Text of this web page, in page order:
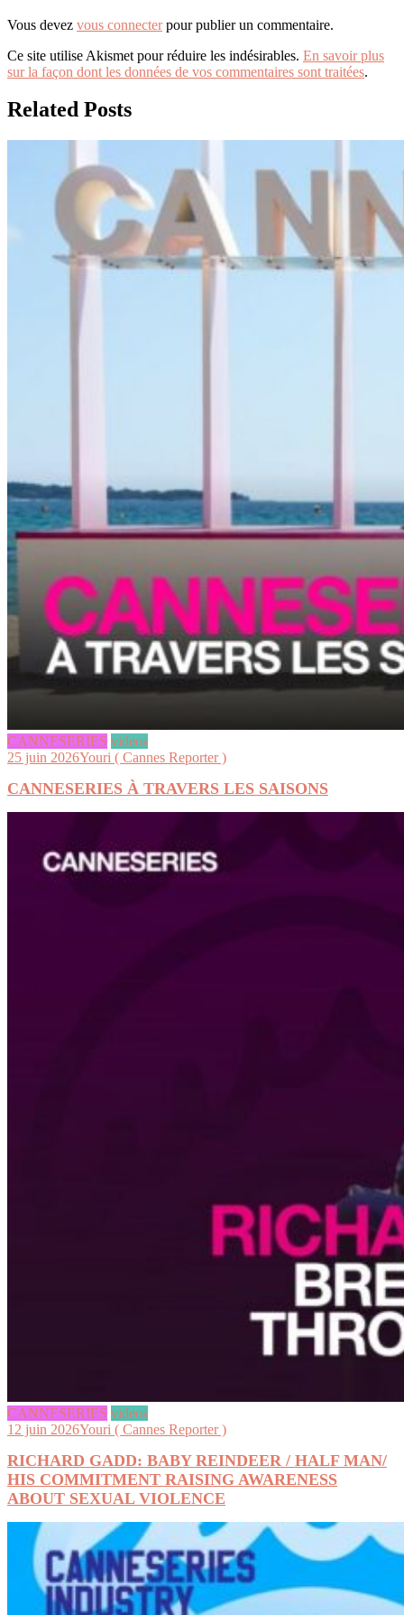
Vous devez vous connecterpour publier un commentaire.
Ce site utilise Akismet pour réduire les indésirables. En savoir plus
sur la façon dont les données de vos commentaires sont traitées.
Related Posts
CANNESERIES videos
25 juin 2026Youri ( Cannes Reporter )
CANNESERIES À TRAVERS LES SAISONS
CANNESERIES videos
12 juin 2026Youri ( Cannes Reporter )
RICHARD GADD: BABY REINDEER / HALF MAN/
HIS COMMITMENT RAISING AWARENESS
ABOUT SEXUAL VIOLENCE